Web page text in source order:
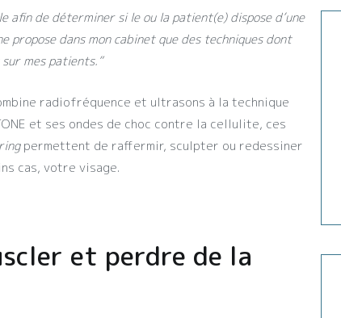
afin de déterminer si le ou la patient(e) dispose d’une
dans mon cabinet que des techniques dont
mes patients.”
radiofréquence et ultrasons à la technique
et ses ondes de choc contre la cellulite, ces
permettent de raffermir, sculpter ou redessiner
cas, votre visage.
et perdre de la